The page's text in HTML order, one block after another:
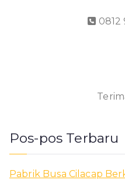
0812
Pos-pos Terbaru
Pabrik Busa Cilacap